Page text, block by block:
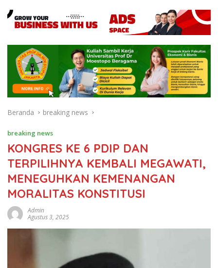
Beranda breaking news
breaking news
KONGRES KE 6 PDIP DAN
TERPILIHNYA KEMBALI MEGAWATI,
MENEGUHKAN KEMENANGAN
MORALITAS KONSTITUSI
Admin
Agustus 3, 2025